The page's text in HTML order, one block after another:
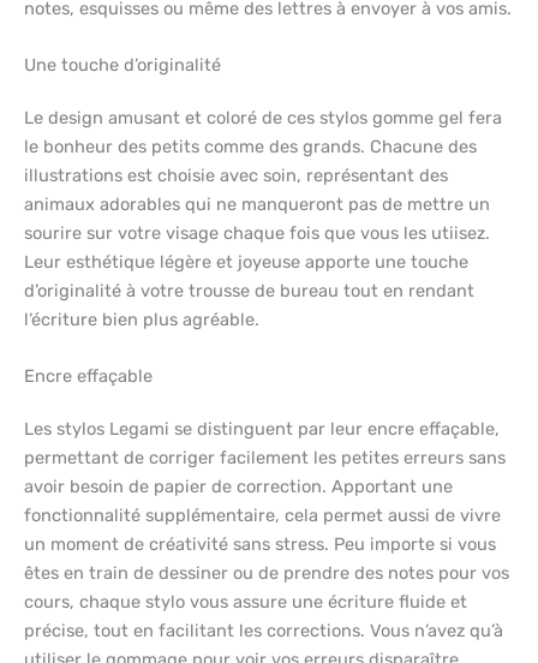
notes, esquisses ou même des lettres à envoyer à vos amis.
Une touche d’originalité
Le design amusant et coloré de ces stylos gomme gel fera
le bonheur des petits comme des grands. Chacune des
illustrations est choisie avec soin, représentant des
animaux adorables qui ne manqueront pas de mettre un
sourire sur votre visage chaque fois que vous les utiisez.
Leur esthétique légère et joyeuse apporte une touche
d’originalité à votre trousse de bureau tout en rendant
l’écriture bien plus agréable.
Encre effaçable
Les stylos Legami se distinguent par leur encre effaçable,
permettant de corriger facilement les petites erreurs sans
avoir besoin de papier de correction. Apportant une
fonctionnalité supplémentaire, cela permet aussi de vivre
un moment de créativité sans stress. Peu importe si vous
êtes en train de dessiner ou de prendre des notes pour vos
cours, chaque stylo vous assure une écriture fluide et
précise, tout en facilitant les corrections. Vous n’avez qu’à